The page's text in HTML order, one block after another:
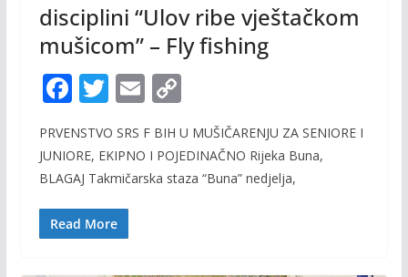
disciplini “Ulov ribe vještačkom
mušicom” – Fly fishing
F
e
b
o
o
T
itt
er
E
ai
l
C
p
y
PRVENSTVO SRS F BIH U MUŠIČARENJU ZA SENIORE I
JUNIORE, EKIPNO I POJEDINAČNO Rijeka Buna,
BLAGAJ Takmičarska staza “Buna” nedjelja,
Read More